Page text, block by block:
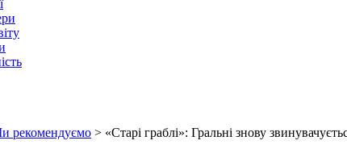
рекомендуємо > «Старі граблі»: Гральні знову